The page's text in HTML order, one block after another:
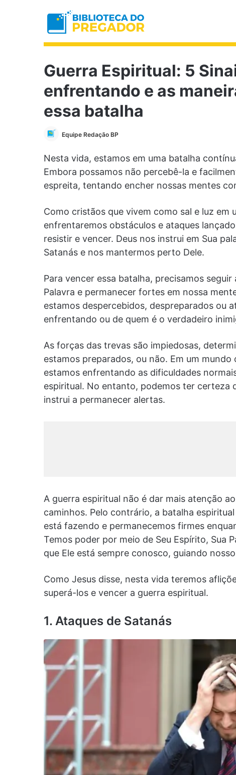
Guerra Espiritual: 5
enfrentando e as
essa batalha
Equipe Redação BP
Nesta vida, estamos em uma batalha
Embora possamos não percebê-la e
espreita, tentando encher nossas mentes
Como cristãos que vivem como sal e luz
enfrentaremos obstáculos e ataques
resistir e vencer. Deus nos instrui em Sua
Satanás e nos mantermos perto Dele.
Para vencer essa batalha, precisamos
Palavra e permanecer fortes em nossa
estamos despercebidos, despreparados ou
enfrentando ou de quem é o verdadeiro
As forças das trevas são impiedosas,
estamos preparados, ou não. Em um
estamos enfrentando as dificuldades
espiritual. No entanto, podemos ter certeza
instrui a permanecer alertas.
A guerra espiritual não é dar mais atenção
caminhos. Pelo contrário, a batalha
está fazendo e permanecemos firmes
Temos poder por meio de Seu Espírito, Sua
que Ele está sempre conosco, guiando
Como Jesus disse, nesta vida teremos
superá-los e vencer a guerra espiritual.
1. Ataques de Satanás